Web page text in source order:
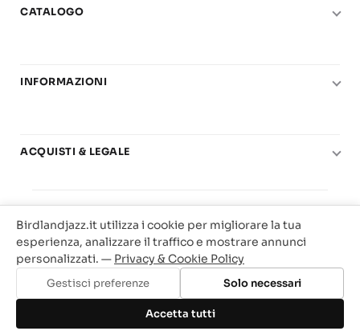
Aggiungi al carrello
CATALOGO
Chitarra
Basi play-along
Offerte
INFORMAZIONI
Carta del Docente
ACQUISTI & LEGALE
Privacy & Cookie
Traccia il tuo ordine
Birdland Milano. P.Iva 12093700156
Web Agency Milano
Birdlandjazz.it utilizza i cookie per migliorare la tua
esperienza, analizzare il traffico e mostrare annunci
personalizzati. — Privacy & Cookie Policy
Gestisci preferenze Solo necessari
Accetta tutti